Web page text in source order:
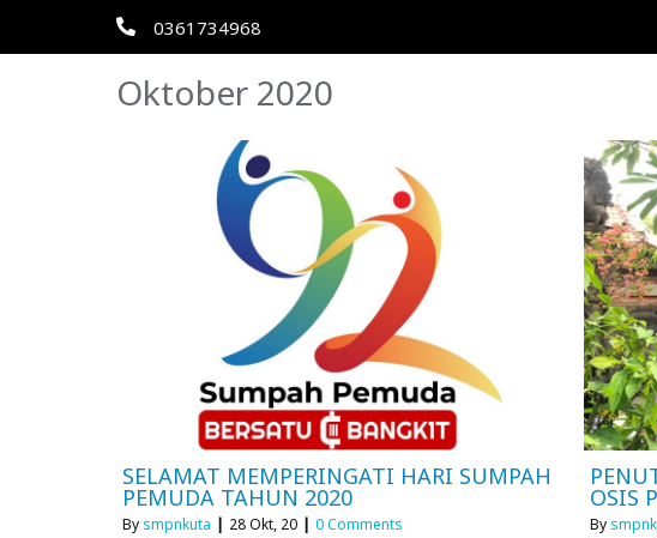
0361734968
Oktober 2020
SELAMAT MEMPERINGATI HARI SUMPAH
PEMUDA TAHUN 2020
By smpnkuta | 28Okt, 20 | 0 Comments
OSIS
By